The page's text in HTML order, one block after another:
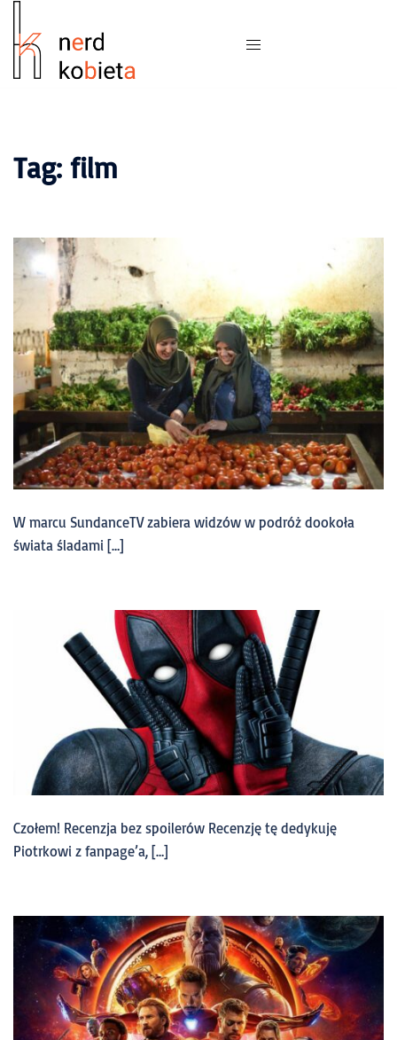
Tag: film
W marcu SundanceTV zabiera widzów w podróż dookoła
świata śladami […]
Czołem! Recenzja bez spoilerów Recenzję tę dedykuję
Piotrkowi z fanpage’a, […]